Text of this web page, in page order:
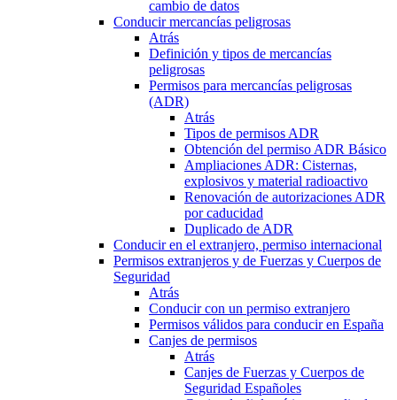
cambio de datos
Conducir mercancías peligrosas
Atrás
Definición y tipos de mercancías
peligrosas
Permisos para mercancías peligrosas
(ADR)
Atrás
Tipos de permisos ADR
Obtención del permiso ADR Básico
Ampliaciones ADR: Cisternas,
explosivos y material radioactivo
Renovación de autorizaciones ADR
por caducidad
Duplicado de ADR
Conducir en el extranjero, permiso internacional
Permisos extranjeros y de Fuerzas y Cuerpos de
Seguridad
Atrás
Conducir con un permiso extranjero
Permisos válidos para conducir en España
Canjes de permisos
Atrás
Canjes de Fuerzas y Cuerpos de
Seguridad Españoles